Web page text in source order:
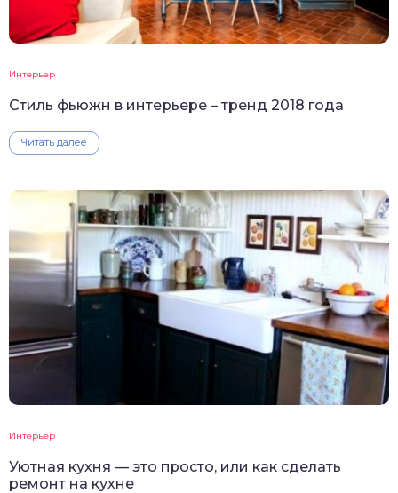
Интерьер
Стиль фьюжн в интерьере – тренд 2018 года
Читать далее
Интерьер
Уютная кухня — это просто, или как сделать
ремонт на кухне